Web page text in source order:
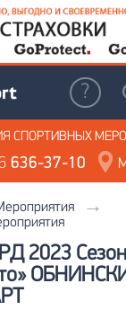
СПОРТИВНЫХ
636-37-10
2023